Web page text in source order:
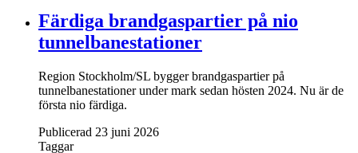
Färdiga brandgaspartier på nio
tunnelbanestationer
Region Stockholm/SL bygger brandgaspartier på
tunnelbanestationer under mark sedan hösten 2024. Nu är de
första nio färdiga.
Publicerad 23 juni 2026
Taggar